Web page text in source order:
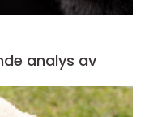
analys av